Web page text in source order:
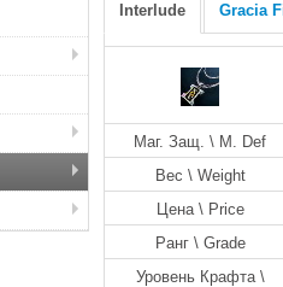
Interlude Gracia
Маг. Защ. \ M. Def
Вес \ Weight
Цена \ Price
Ранг \ Grade
Уровень Крафта \